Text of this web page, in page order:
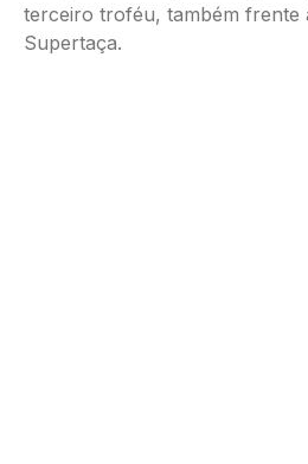
terceiro troféu, também frente
Supertaça.